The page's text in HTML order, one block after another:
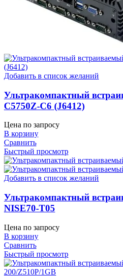
Добавить в список желаний
Ультракомпактный
C5750Z-C6 (J6412)
Цена по запросу
В корзину
Сравнить
Быстрый просмотр
Добавить в список желаний
Ультракомпактный
NISE70-T05
Цена по запросу
В корзину
Сравнить
Быстрый просмотр